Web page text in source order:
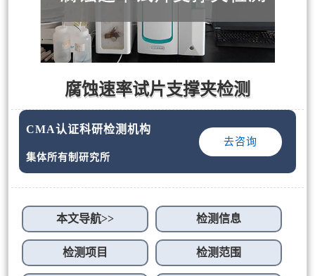
腐蚀速率试片支撑夹检测
CMA认证科研检测机构
集体所有制研究所
去咨询
本文导航>> 检测信息
检测项目 检测范围